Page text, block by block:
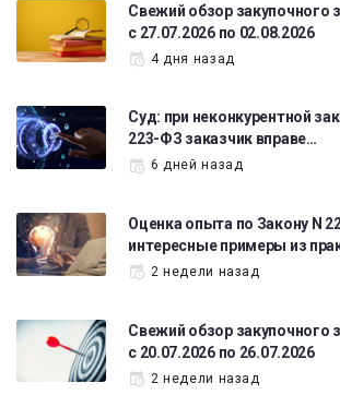
Свежий обзор закупочного
с 27.07.2026 по 02.08.2026
4 дня назад
Суд: при неконкурентной
223-ФЗ заказчик вправе…
6 дней назад
Оценка опыта по Закону N
интересные примеры из
2 недели назад
Свежий обзор закупочного
с 20.07.2026 по 26.07.2026
2 недели назад